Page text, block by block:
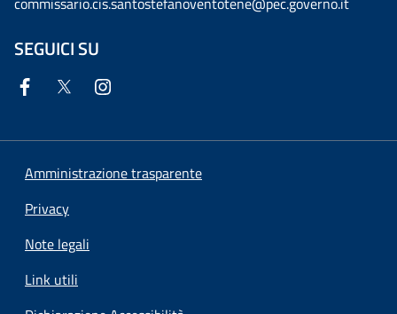
SEGUICI SU
Amministrazione trasparente
Privacy
Note legali
Link utili